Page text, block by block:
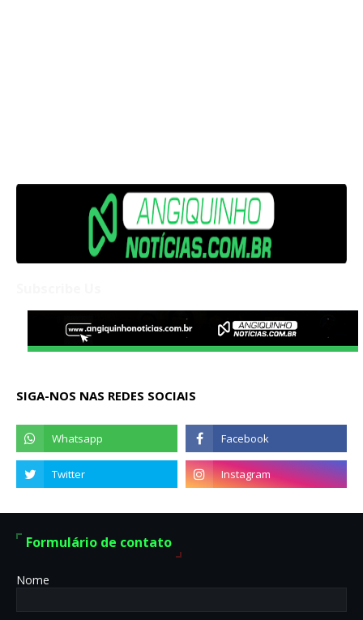
SIGA-NOS NAS REDES SOCIAIS
Formulário de contato
Nome